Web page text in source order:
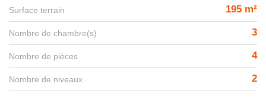
surface terrain 195 m²
Nombre de chambre(s) 3
Nombre de pièces 4
Nombre de niveaux 2